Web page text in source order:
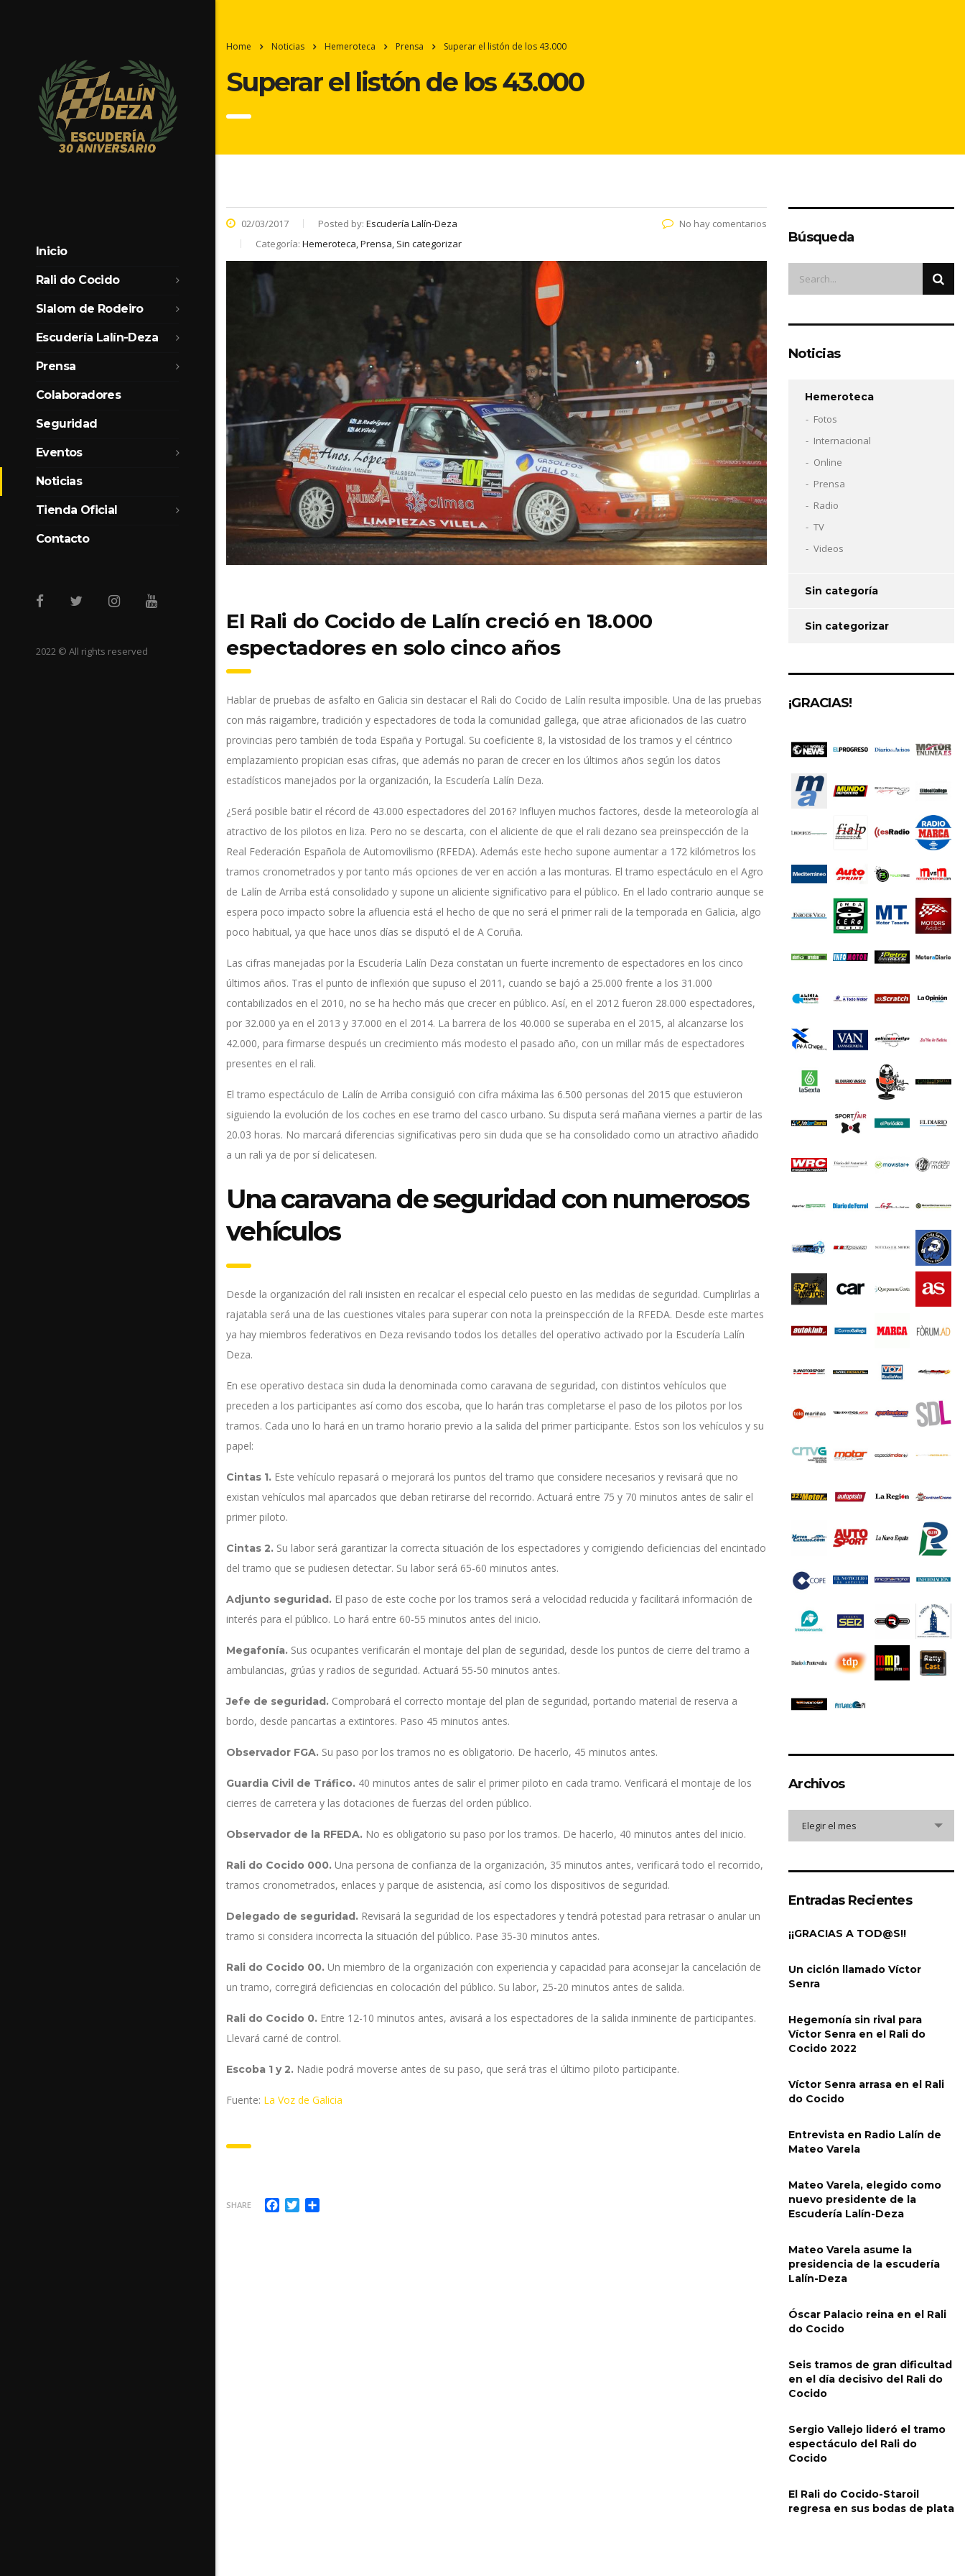
Inicio
Rali do Cocido
Slalom de Rodeiro
Escudería Lalín-Deza
Prensa
Colaboradores
Seguridad
Eventos
Noticias
Tienda Oficial
Contacto
2022 © All rights reserved
Home Noticias Hemeroteca Prensa Superar el listón de los 43.000
Superar el listón de los 43.000
02/03/2017 Posted by: Escudería Lalín-Deza
Categoría: Hemeroteca, Prensa, Sin categorizar
No hay comentarios
El Rali do Cocido de Lalín creció en 18.000
espectadores en solo cinco años
Hablar de pruebas de asfalto en Galicia sin destacar el Rali do Cocido de Lalín resulta imposible. Una de las pruebas
con más raigambre, tradición y espectadores de toda la comunidad gallega, que atrae aficionados de las cuatro
provincias pero también de toda España y Portugal. Su coeficiente 8, la vistosidad de los tramos y el céntrico
emplazamiento propician esas cifras, que además no paran de crecer en los últimos años según los datos
estadísticos manejados por la organización, la Escudería Lalín Deza.
¿Será posible batir el récord de 43.000 espectadores del 2016? Influyen muchos factores, desde la meteorología al
atractivo de los pilotos en liza. Pero no se descarta, con el aliciente de que el rali dezano sea preinspección de la
Real Federación Española de Automovilismo (RFEDA). Además este hecho supone aumentar a 172 kilómetros los
tramos cronometrados y por tanto más opciones de ver en acción a las monturas. El tramo espectáculo en el Agro
de Lalín de Arriba está consolidado y supone un aliciente significativo para el público. En el lado contrario aunque se
espera poco impacto sobre la afluencia está el hecho de que no será el primer rali de la temporada en Galicia, algo
poco habitual, ya que hace unos días se disputó el de A Coruña.
Las cifras manejadas por la Escudería Lalín Deza constatan un fuerte incremento de espectadores en los cinco
últimos años. Tras el punto de inflexión que supuso el 2011, cuando se bajó a 25.000 frente a los 31.000
contabilizados en el 2010, no se ha hecho más que crecer en público. Así, en el 2012 fueron 28.000 espectadores,
por 32.000 ya en el 2013 y 37.000 en el 2014. La barrera de los 40.000 se superaba en el 2015, al alcanzarse los
42.000, para firmarse después un crecimiento más modesto el pasado año, con un millar más de espectadores
presentes en el rali.
El tramo espectáculo de Lalín de Arriba consiguió con cifra máxima las 6.500 personas del 2015 que estuvieron
siguiendo la evolución de los coches en ese tramo del casco urbano. Su disputa será mañana viernes a partir de las
20.03 horas. No marcará diferencias significativas pero sin duda que se ha consolidado como un atractivo añadido
a un rali ya de por sí delicatesen.
Una caravana de seguridad con numerosos
vehículos
Desde la organización del rali insisten en recalcar el especial celo puesto en las medidas de seguridad. Cumplirlas a
rajatabla será una de las cuestiones vitales para superar con nota la preinspección de la RFEDA. Desde este martes
ya hay miembros federativos en Deza revisando todos los detalles del operativo activado por la Escudería Lalín
Deza.
En ese operativo destaca sin duda la denominada como caravana de seguridad, con distintos vehículos que
preceden a los participantes así como dos escoba, que lo harán tras completarse el paso de los pilotos por los
tramos. Cada uno lo hará en un tramo horario previo a la salida del primer participante. Estos son los vehículos y su
papel:
Cintas 1. Este vehículo repasará o mejorará los puntos del tramo que considere necesarios y revisará que no
existan vehículos mal aparcados que deban retirarse del recorrido. Actuará entre 75 y 70 minutos antes de salir el
primer piloto.
Cintas 2. Su labor será garantizar la correcta situación de los espectadores y corrigiendo deficiencias del encintado
del tramo que se pudiesen detectar. Su labor será 65-60 minutos antes.
Adjunto seguridad. El paso de este coche por los tramos será a velocidad reducida y facilitará información de
interés para el público. Lo hará entre 60-55 minutos antes del inicio.
Megafonía. Sus ocupantes verificarán el montaje del plan de seguridad, desde los puntos de cierre del tramo a
ambulancias, grúas y radios de seguridad. Actuará 55-50 minutos antes.
Jefe de seguridad. Comprobará el correcto montaje del plan de seguridad, portando material de reserva a
bordo, desde pancartas a extintores. Paso 45 minutos antes.
Observador FGA. Su paso por los tramos no es obligatorio. De hacerlo, 45 minutos antes.
Guardia Civil de Tráfico. 40 minutos antes de salir el primer piloto en cada tramo. Verificará el montaje de los
cierres de carretera y las dotaciones de fuerzas del orden público.
Observador de la RFEDA. No es obligatorio su paso por los tramos. De hacerlo, 40 minutos antes del inicio.
Rali do Cocido 000. Una persona de confianza de la organización, 35 minutos antes, verificará todo el recorrido,
tramos cronometrados, enlaces y parque de asistencia, así como los dispositivos de seguridad.
Delegado de seguridad. Revisará la seguridad de los espectadores y tendrá potestad para retrasar o anular un
tramo si considera incorrecta la situación del público. Pase 35-30 minutos antes.
Rali do Cocido 00. Un miembro de la organización con experiencia y capacidad para aconsejar la cancelación de
un tramo, corregirá deficiencias en colocación del público. Su labor, 25-20 minutos antes de salida.
Rali do Cocido 0. Entre 12-10 minutos antes, avisará a los espectadores de la salida inminente de participantes.
Llevará carné de control.
Escoba 1 y 2. Nadie podrá moverse antes de su paso, que será tras el último piloto participante.
Fuente: La Voz de Galicia
SHARE Facebook
Twitter
Búsqueda
Noticias
Hemeroteca
Fotos
Internacional
Online
Prensa
Radio
TV
Videos
Sin categoría
Sin categorizar
¡GRACIAS!
Archivos
Elegir el mes
Entradas Recientes
¡¡GRACIAS A TOD@S!!
Un ciclón llamado Víctor
Senra
Hegemonía sin rival para
Víctor Senra en el Rali do
Cocido 2022
Víctor Senra arrasa en el Rali
do Cocido
Entrevista en Radio Lalín de
Mateo Varela
Mateo Varela, elegido como
nuevo presidente de la
Escudería Lalín-Deza
Mateo Varela asume la
presidencia de la escudería
Lalín-Deza
Óscar Palacio reina en el Rali
do Cocido
Seis tramos de gran dificultad
en el día decisivo del Rali do
Cocido
Sergio Vallejo lideró el tramo
espectáculo del Rali do
Cocido
El Rali do Cocido-Staroil
regresa en sus bodas de plata